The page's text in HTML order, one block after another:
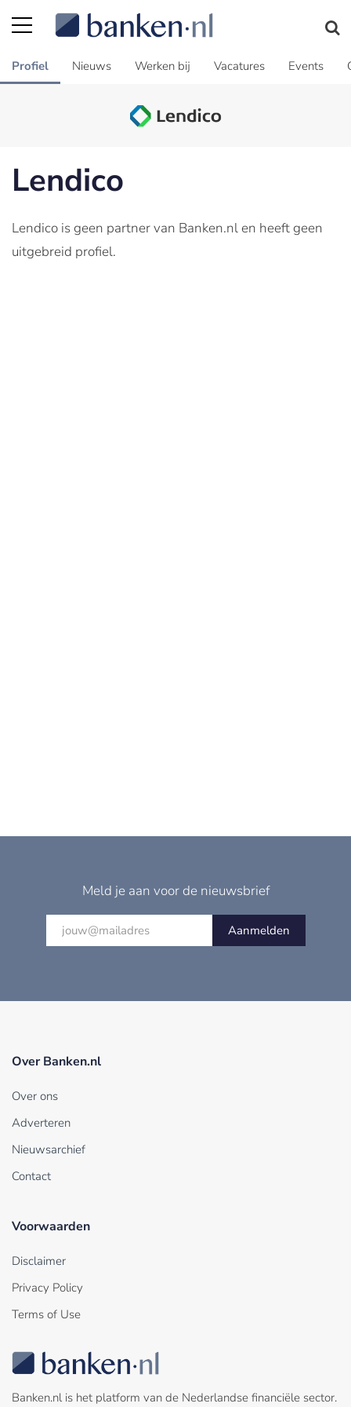
Profiel Nieuws Werken bij Vacatures Events
Lendico
Lendico is geen partner van Banken.nl en heeft geen
uitgebreid profiel.
Meld je aan voor de nieuwsbrief
Aanmelden
Over Banken.nl
Over ons
Adverteren
Nieuwsarchief
Contact
Voorwaarden
Disclaimer
Privacy Policy
Terms of Use
Banken.nl is het platform van de Nederlandse financiële sector.